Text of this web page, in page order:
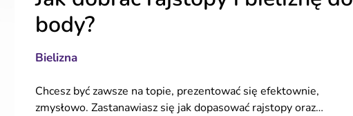
body?
Bielizna
Chcesz być zawsze na topie, prezentować się efektownie,
zmysłowo. Zastanawiasz się jak dopasować rajstopy oraz…